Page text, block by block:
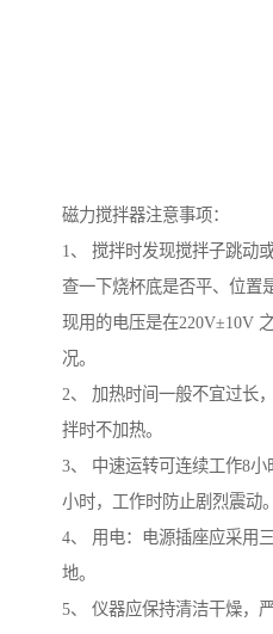
磁力搅拌器注意事项：
1、 搅拌时发现搅拌子跳动
查一下烧杯底是否平、位置
现用的电压是在220V±10V
况。
2、 加热时间一般不宜过长
拌时不加热。
3、 中速运转可连续工作8
小时，工作时防止剧烈震动。
4、 用电：电源插座应采用
地。
5、 仪器应保持清洁干燥，